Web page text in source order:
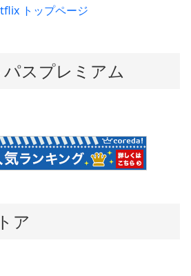
トップページ
スプレミアム
ア